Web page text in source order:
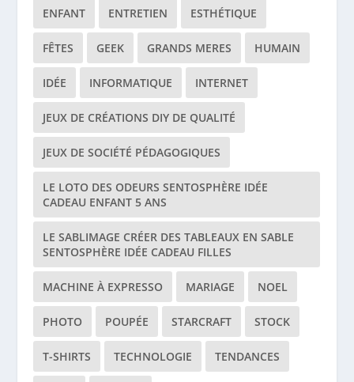
ENFANT ENTRETIEN ESTHÉTIQUE
FÊTES GEEK GRANDS MERES HUMAIN
IDÉE INFORMATIQUE INTERNET
JEUX DE CRÉATIONS DIY DE QUALITÉ
JEUX DE SOCIÉTÉ PÉDAGOGIQUES
LE LOTO DES ODEURS SENTOSPHÈRE IDÉE
CADEAU ENFANT 5 ANS
LE SABLIMAGE CRÉER DES TABLEAUX EN SABLE
SENTOSPHÈRE IDÉE CADEAU FILLES
MACHINE À EXPRESSO MARIAGE NOEL
PHOTO POUPÉE STARCRAFT STOCK
T-SHIRTS TECHNOLOGIE TENDANCES